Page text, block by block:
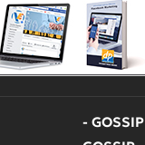
- GOSSIP